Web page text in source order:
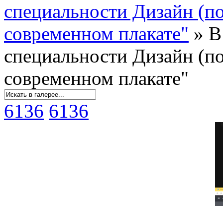
специальности Дизайн
современном плакате" » В
специальности Дизайн
современном плакате"
6136 6136